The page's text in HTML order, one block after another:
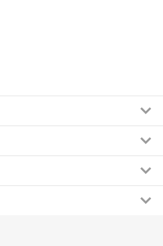
：
務必詳實填寫您的資料，以
意下列退換貨資訊：